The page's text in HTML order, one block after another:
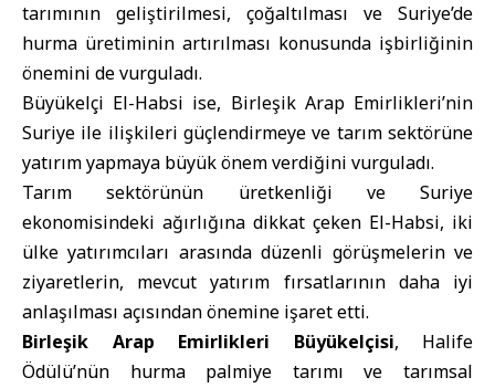
tarımının geliştirilmesi, çoğaltılması ve Suriye’de
hurma üretiminin artırılması konusunda işbirliğinin
önemini de vurguladı.
Büyükelçi El-Habsi ise, Birleşik Arap Emirlikleri’nin
Suriye ile ilişkileri güçlendirmeye ve tarım sektörüne
yatırım yapmaya büyük önem verdiğini vurguladı.
Tarım sektörünün üretkenliği ve Suriye
ekonomisindeki ağırlığına dikkat çeken El-Habsi, iki
ülke yatırımcıları arasında düzenli görüşmelerin ve
ziyaretlerin, mevcut yatırım fırsatlarının daha iyi
anlaşılması açısından önemine işaret etti.
Birleşik Arap Emirlikleri Büyükelçisi, Halife
Ödülü’nün hurma palmiye tarımı ve tarımsal